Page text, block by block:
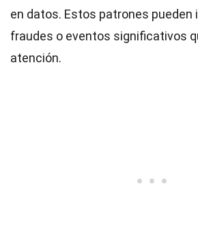
en datos. Estos patrones pueden
fraudes o eventos significativos
atención.